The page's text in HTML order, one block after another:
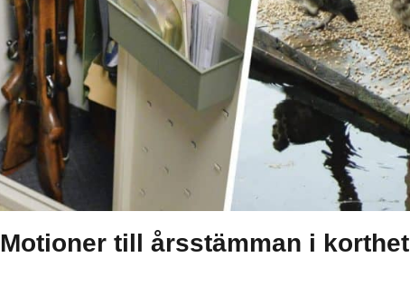
Motioner till årsstämman i korthet